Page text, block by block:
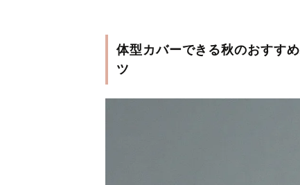
体型カバーできる秋のおすす
ツ